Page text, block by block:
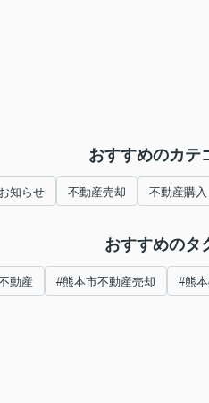
おすすめのカテ
知らせ 不動産売却 不動産購入
おすすめのタ
動産 #熊本市不動産売却 #熊